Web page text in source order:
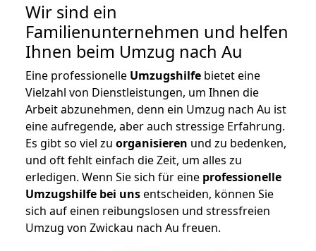
Wir sind ein
Familienunternehmen und helfen
Ihnen beim Umzug nach Au
Eine professionelle Umzugshilfe bietet eine
Vielzahl von Dienstleistungen, um Ihnen die
Arbeit abzunehmen, denn ein Umzug nach Au ist
eine aufregende, aber auch stressige Erfahrung.
Es gibt so viel zu organisieren und zu bedenken,
und oft fehlt einfach die Zeit, um alles zu
erledigen. Wenn Sie sich für eine professionelle
Umzugshilfe bei unsentscheiden, können Sie
sich auf einen reibungslosen und stressfreien
Umzug von Zwickau nach Au freuen.